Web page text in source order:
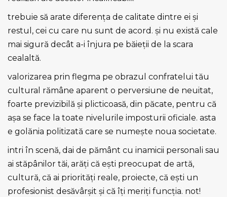
trebuie să arate diferenţa de calitate dintre ei şi
restul, cei cu care nu sunt de acord. şi nu există cale
mai sigură decât a-i înjura pe băieţii de la scara
cealaltă.
valorizarea prin flegma pe obrazul confratelui tău
cultural rămâne aparent o perversiune de neuitat,
foarte previzibilă şi plicticoasă, din păcate, pentru că
aşa se face la toate nivelurile imposturii oficiale. asta
e golănia politizată care se numeşte noua societate.
intri în scenă, dai de pământ cu inamicii personali sau
ai stăpânilor tăi, arăți că eşti preocupat de artă,
cultură, că ai priorități reale, proiecte, că eşti un
profesionist desăvârşit şi că îți meriți funcția. not!